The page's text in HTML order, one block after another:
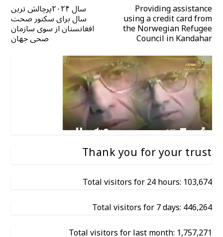
سال ۲۰۲۴پرچالش ترین
سال برای سکتور صحت
افغانستان از سوی سازمان
صحی جهان
Providing assistance
using a credit card from
the Norwegian Refugee
Council in Kandahar
Thank you for your trust
Total visitors for 24 hours: 103,674
Total visitors for 7 days: 446,264
Total visitors for last month: 1,757,271